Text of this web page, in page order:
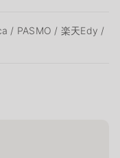
/ PASMO / 楽天Edy /